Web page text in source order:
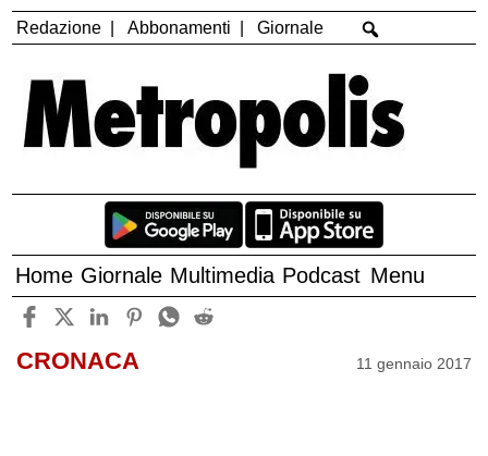
Redazione Abbonamenti Giornale
Home Giornale Multimedia Podcast Menu
CRONACA 11 gennaio 2017